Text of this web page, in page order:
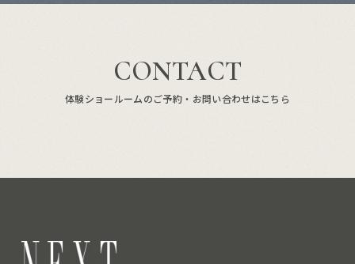
CONTACT
体験ショールームのご予約・お問い合わせはこちら